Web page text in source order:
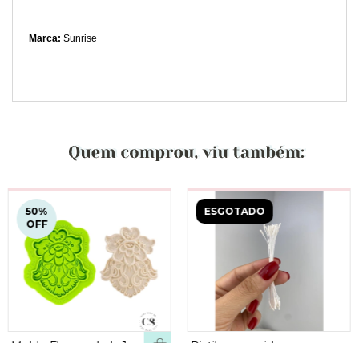
Marca: Sunrise
50%
OFF
ESGOTADO